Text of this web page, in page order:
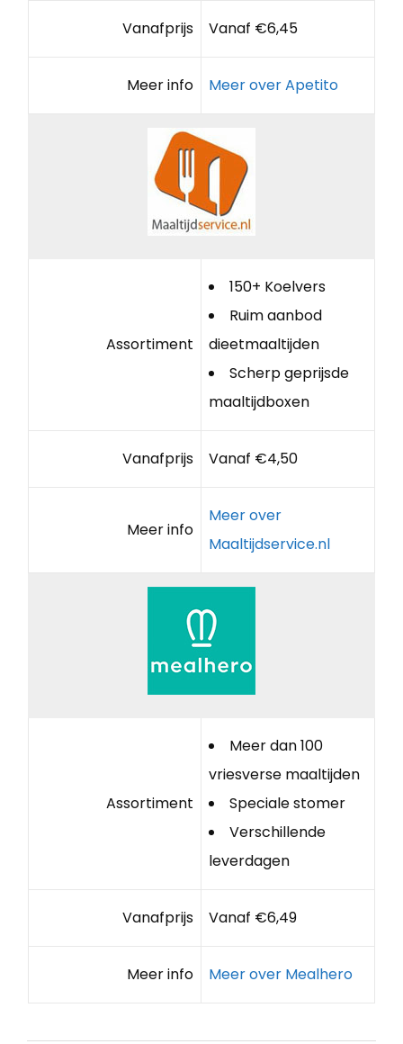
Vanafprijs Vanaf €6,45
Meer info Meer over Apetito
Assortiment
150+ Koelvers
Ruim aanbod
dieetmaaltijden
Scherp geprijsde
maaltijdboxen
Vanafprijs Vanaf €4,50
Meer info
Meer over
Maaltijdservice.nl
Assortiment
Meer dan 100
vriesverse maaltijden
Speciale stomer
Verschillende
leverdagen
Vanafprijs Vanaf €6,49
Meer info Meer over Mealhero